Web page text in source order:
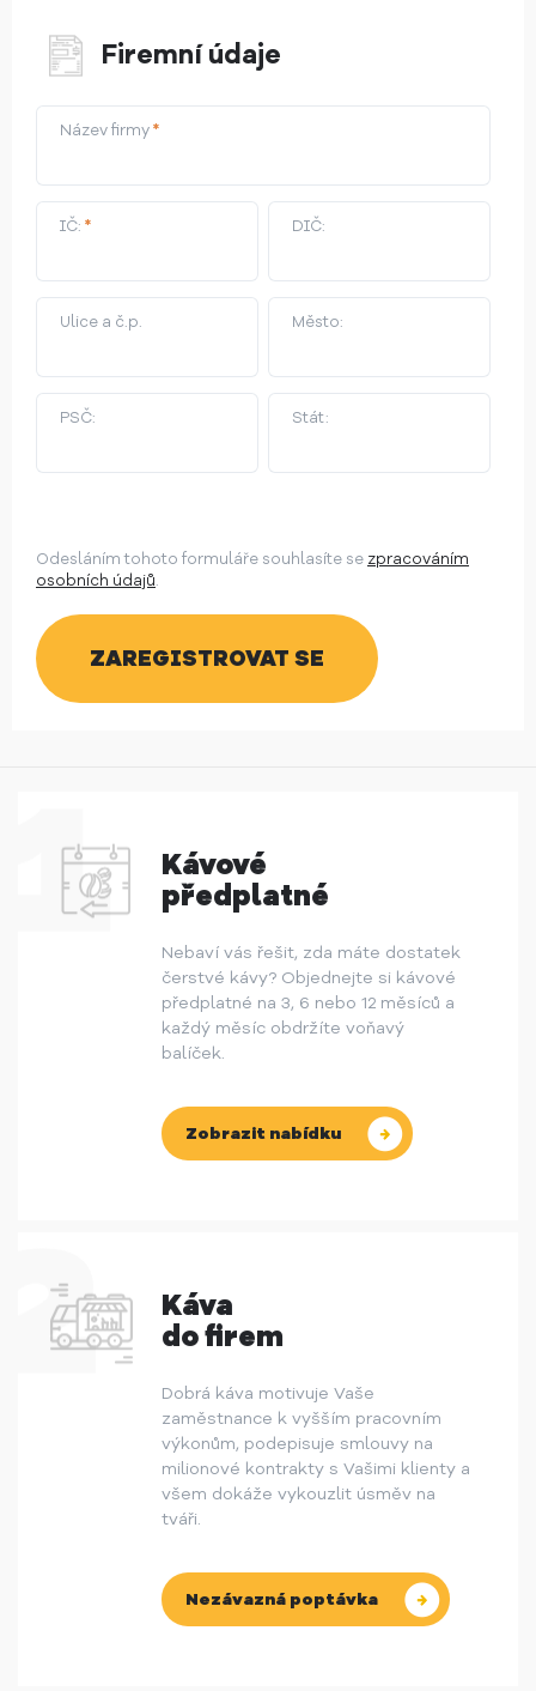
Firemní údaje
Název firmy*
IČ: * DIČ:
Ulice a č.p. Město:
PSČ: Stát:
Odesláním tohoto formuláře souhlasíte se zpracováním
osobních údajů.
Kávové
předplatné
Nebaví vás řešit, zda máte dostatek
čerstvé kávy? Objednejte si kávové
předplatné na 3, 6 nebo 12 měsíců a
každý měsíc obdržíte voňavý
balíček.
Zobrazit nabídku
Káva
do firem
Dobrá káva motivuje Vaše
zaměstnance k vyšším pracovním
výkonům, podepisuje smlouvy na
milionové kontrakty s Vašimi klienty a
všem dokáže vykouzlit úsměv na
tváři.
Nezávazná poptávka